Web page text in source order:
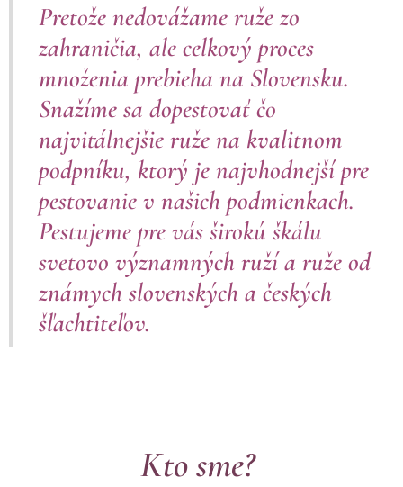
Pretože nedovážame ruže zo
zahraničia, ale celkový proces
množenia prebieha na Slovensku.
Snažíme sa dopestovať čo
najvitálnejšie ruže na kvalitnom
podpníku, ktorý je najvhodnejší pre
pestovanie v našich podmienkach.
Pestujeme pre vás širokú škálu
svetovo významných ruží a ruže od
známych slovenských a českých
šľachtiteľov.
Kto sme?